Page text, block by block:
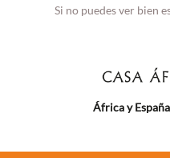
Si no puedes ver bien
África y